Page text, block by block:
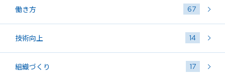
働き方 67
技術向上 14
組織づくり 17